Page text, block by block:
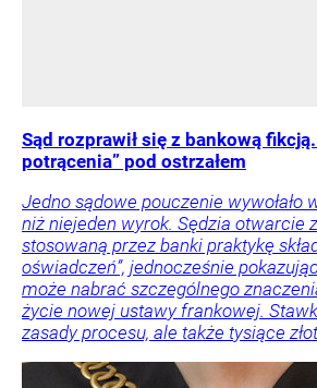
Sąd rozprawił się z bankową
potrącenia” pod ostrzałem
Jedno sądowe pouczenie wywołało
niż niejeden wyrok. Sędzia otwarcie
stosowaną przez banki praktykę
oświadczeń”, jednocześnie
może nabrać szczególnego
życie nowej ustawy frankowej.
zasady procesu, ale także tysiące